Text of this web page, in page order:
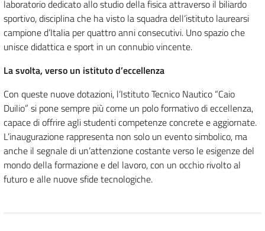
laboratorio dedicato allo studio della fisica attraverso il biliardo
sportivo, disciplina che ha visto la squadra dell’istituto laurearsi
campione d’Italia per quattro anni consecutivi. Uno spazio che
unisce didattica e sport in un connubio vincente.
La svolta, verso un istituto d’eccellenza
Con queste nuove dotazioni, l’Istituto Tecnico Nautico “Caio
Duilio” si pone sempre più come un polo formativo di eccellenza,
capace di offrire agli studenti competenze concrete e aggiornate.
L’inaugurazione rappresenta non solo un evento simbolico, ma
anche il segnale di un’attenzione costante verso le esigenze del
mondo della formazione e del lavoro, con un occhio rivolto al
futuro e alle nuove sfide tecnologiche.